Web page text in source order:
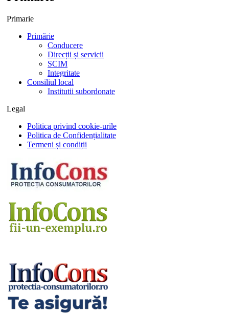
Primarie
Primărie
Conducere
Direcții și servicii
SCIM
Integritate
Consiliul local
Institutii subordonate
Legal
Politica privind cookie-urile
Politica de Confidențialitate
Termeni și condiții